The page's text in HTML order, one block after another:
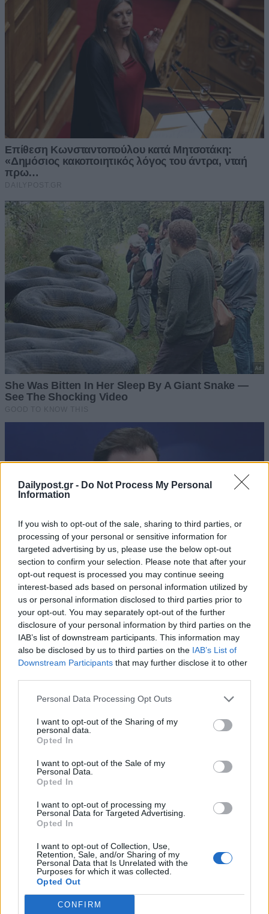
Dailypost.gr - Do Not Process My Personal
Information
If you wish to opt-out of the sale, sharing to third parties, or
processing of your personal or sensitive information for
targeted advertising by us, please use the below opt-out
section to confirm your selection. Please note that after your
opt-out request is processed you may continue seeing
interest-based ads based on personal information utilized by
us or personal information disclosed to third parties prior to
your opt-out. You may separately opt-out of the further
disclosure of your personal information by third parties on the
IAB’s list of downstream participants. This information may
also be disclosed by us to third parties on the IAB’s List of
Downstream Participants that may further disclose it to other
Personal Data Processing Opt Outs
I want to opt-out of the Sharing of my
personal data.
Opted In
I want to opt-out of the Sale of my
Personal Data.
Opted In
I want to opt-out of processing my
Personal Data for Targeted Advertising.
Opted In
I want to opt-out of Collection, Use,
Retention, Sale, and/or Sharing of my
Personal Data that Is Unrelated with the
Purposes for which it was collected.
Opted Out
CONFIRM